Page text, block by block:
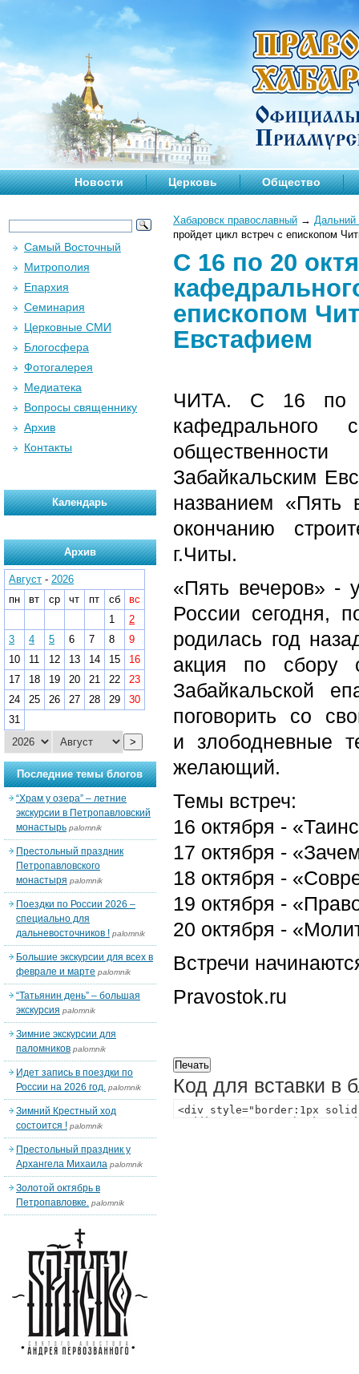
Новости Церковь Общество
Хабаровск православный → Дальний
пройдет цикл встреч с епископом
С 16 по 20
епископом
Евстафием
ЧИТА. С 16 по
Забайкальским
названием «Пять
окончанию
г.Читы.
«Пять вечеров» -
России сегодня,
родилась год
акция по сбору
Забайкальской
поговорить со
и злободневные
желающий.
Темы встреч:
16 октября -
17 октября -
18 октября -
19 октября -
20 октября -
Встречи
Pravostok.ru
Код для вставки в
Самый Восточный
Митрополия
Епархия
Семинария
Церковные СМИ
Блогосфера
Фотогалерея
Медиатека
Вопросы священнику
Архив
Контакты
Календарь
Архив
Август - 2026
пн
вт ср чт пт сб
вс
1
2
3
4 5 6 7 8
9
10
11 12 13 14 15
16
17
18 19 20 21 22
23
24
25 26 27 28 29
30
31
>
Последние темы блогов
“Храм у озера” – летние
экскурсии в Петропавловский
монастырь palomnik
Престольный праздник
Петропавловского
монастыря palomnik
Поездки по России 2026 –
специально для
дальневосточников ! palomnik
Большие экскурсии для всех в
феврале и марте palomnik
“Татьянин день” – большая
экскурсия palomnik
Зимние экскурсии для
паломников palomnik
Идет запись в поездки по
России на 2026 год. palomnik
Зимний Крестный ход
состоится ! palomnik
Престольный праздник у
Архангела Михаила palomnik
Золотой октябрь в
Петропавловке. palomnik